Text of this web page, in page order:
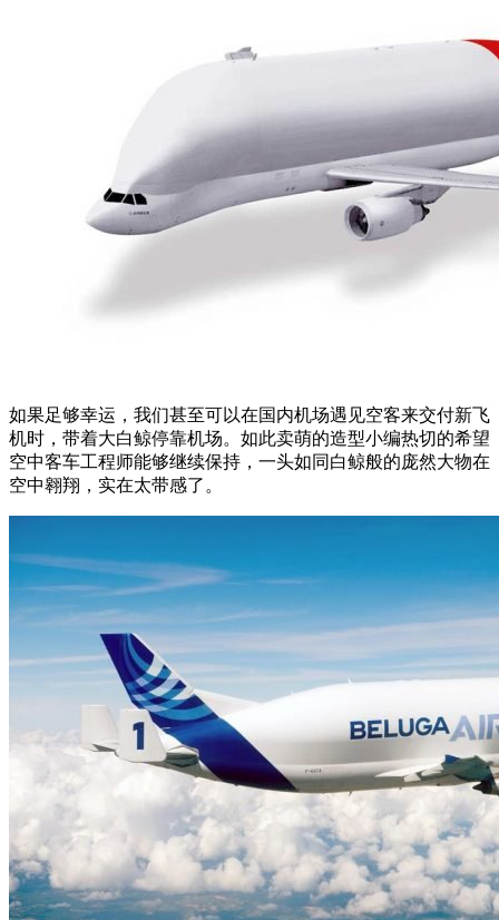
如果足够幸运，我们甚至可以在国内机场遇见空客来交付新飞
机时，带着大白鲸停靠机场。如此卖萌的造型小编热切的希望
空中客车工程师能够继续保持，一头如同白鲸般的庞然大物在
空中翱翔，实在太带感了。